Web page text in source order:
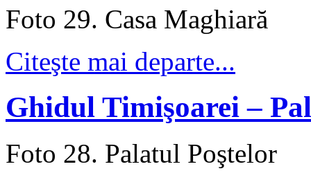
Foto 29. Casa Maghiară
Citeşte mai departe...
Ghidul Timişoarei –
Foto 28. Palatul Poştelor